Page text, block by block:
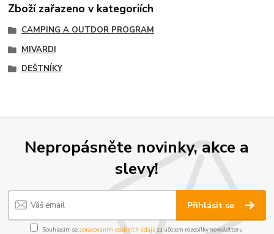
Zboží zařazeno v kategoriích
CAMPING A OUTDOR PROGRAM
MIVARDI
DEŠTNÍKY
Nepropásněte novinky, akce a
slevy!
Přihlásit se
Souhlasím se zpracováním osobních údajů za účelem rozesílky newsletteru.